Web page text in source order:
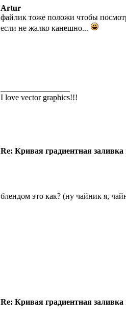
Artur
файлик тоже положи чтобы
если не жалко канешно...
I love vector graphics!!!
Re: Кривая градиентная заливка
блендом это как? (ну чайник я,
Re: Кривая градиентная заливка